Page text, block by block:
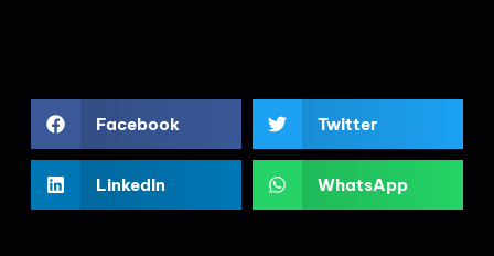
Facebook Twitter
LinkedIn WhatsApp